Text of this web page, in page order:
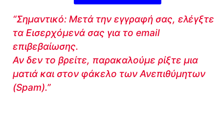
“Σημαντικό: Μετά την εγγραφή σας, ελέγξτε
τα Εισερχόμενά σας για το email
επιβεβαίωσης.
Αν δεν το βρείτε, παρακαλούμε ρίξτε μια
ματιά και στον φάκελο των Ανεπιθύμητων
(Spam).”